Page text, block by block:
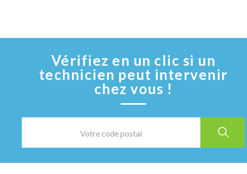
Vérifiez en un clic si un
technicien peut intervenir
chez vous !